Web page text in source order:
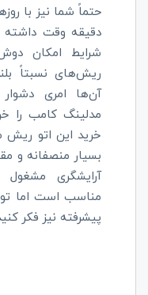
حتماً شما نیز با
دقیقه وقت
شرایط امکان
ریش‌های نسبتاً
آن‌ها امری
مدلینگ کامب را
خرید این اتو ریش
بسیار منصفانه و
آرایشگری
مناسب است اما
پیشرفته نیز فکر